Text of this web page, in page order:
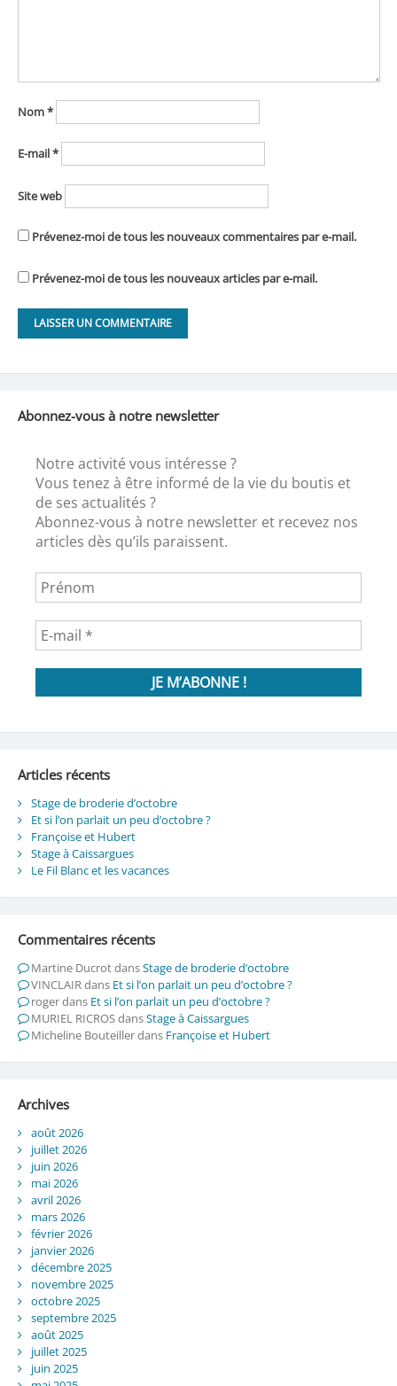
Nom*
E-mail*
Site web
Prévenez-moi de tous les nouveaux commentaires par e-mail.
Prévenez-moi de tous les nouveaux articles par e-mail.
Abonnez-vous à notre newsletter
Notre activité vous intéresse ?
Vous tenez à être informé de la vie du boutis et
de ses actualités ?
Abonnez-vous à notre newsletter et recevez nos
articles dès qu’ils paraissent.
Articles récents
Stage de broderie d’octobre
Et si l’on parlait un peu d’octobre ?
Françoise et Hubert
Stage à Caissargues
Le Fil Blanc et les vacances
Commentaires récents
Martine DucrotdansStage de broderie d’octobre
VINCLAIRdans Et si l’on parlait un peu d’octobre ?
rogerdans Et si l’on parlait un peu d’octobre ?
MURIEL RICROSdansStage à Caissargues
Micheline Bouteillerdans Françoise et Hubert
Archives
août 2026
juillet 2026
juin 2026
mai 2026
avril 2026
mars 2026
février 2026
janvier 2026
décembre 2025
novembre 2025
octobre 2025
septembre 2025
août 2025
juillet 2025
juin 2025